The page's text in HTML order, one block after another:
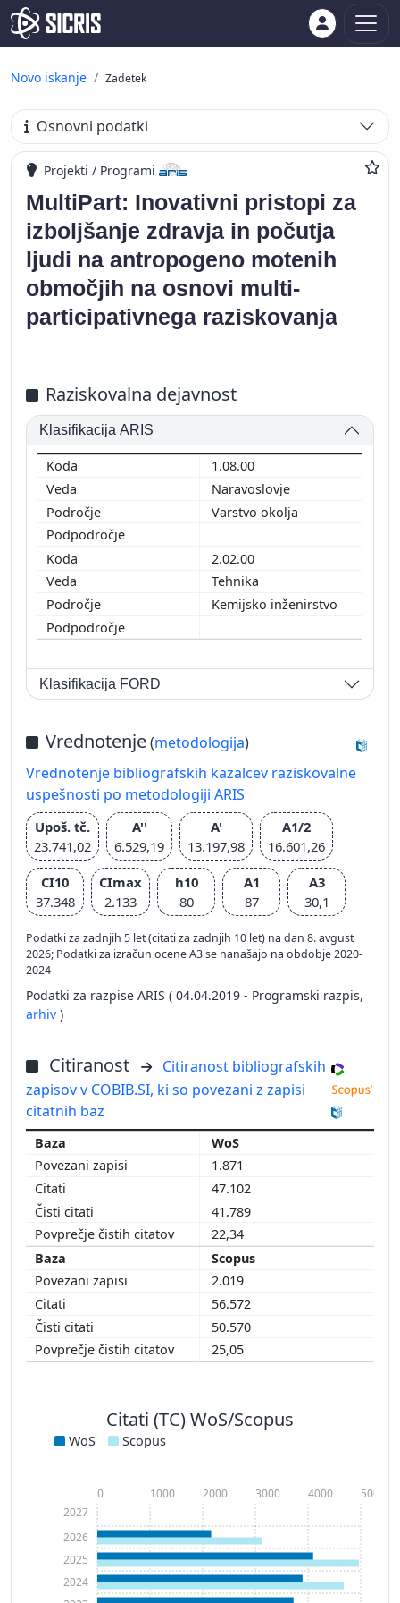
Novo iskanje Zadetek
Osnovni podatki
Projekti / Programi
MultiPart: Inovativni pristopi za
izboljšanje zdravja in počutja
ljudi na antropogeno motenih
območjih na osnovi multi-
participativnega raziskovanja
Raziskovalna dejavnost
Klasifikacija ARIS
1.08.00
Naravoslovje
Varstvo okolja
2.02.00
Tehnika
Kemijsko inženirstvo
Klasifikacija FORD
Vrednotenje(metodologija)
Vrednotenje bibliografskih kazalcev raziskovalne
uspešnosti po metodologiji ARIS
Upoš. tč.
23.741,02
A''
6.529,19
A'
13.197,98
A1/2
16.601,26
CI10
37.348
CImax
2.133
h10
80
A1
87
A3
30,1
Podatki za zadnjih 5 let (citati za zadnjih 10 let) na dan 8. avgust
2026; Podatki za izračun ocene A3 se nanašajo na obdobje 2020-
2024
Podatki za razpise ARIS ( 04.04.2019 - Programski razpis,
arhiv )
Citiranost
Citiranost bibliografskih
zapisov v COBIB.SI, ki so povezani z zapisi
citatnih baz
WoS
1.871
47.102
41.789
22,34
Scopus
2.019
56.572
50.570
25,05
Citati (TC) WoS/Scopus
WoS Scopus
2024
2025
2026
2027
0 1000 2000 3000 4000 5000